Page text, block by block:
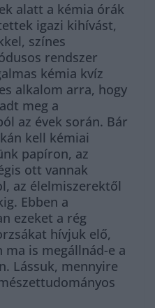
alatt a kémia órák
igazi kihívást,
színes
rendszer
kémia kvíz
alkalom arra, hogy
meg a
az évek során. Bár
kell kémiai
papíron, az
ott vannak
az élelmiszerektől
Ebben a
ezeket a rég
hívjuk elő,
is megállnád-e a
Lássuk, mennyire